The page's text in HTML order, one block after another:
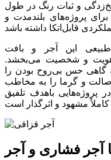
و ثبات رنگ در طول
پروژه‌های بلندمدت و
این آجر و بافت
هویت و شخصیت می‌بخشد.
حس بی‌روح بودن را
و گرما را به مخاطب
پروژه‌هایی باهدف تلفیق
آجر فشاری و آجر